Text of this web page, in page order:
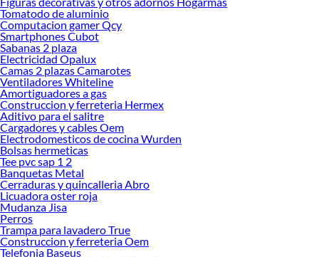
necesario para cada uno de tus proyectos en las mejores marcas de calidad y con
garantía.
Precios de Muebles de Dormitorio en Sodimac Perú
Si buscar ahorrar, estás en la tienda correcta porque en Sodimac tenemos
nuestra política de precios bajos garantizados en Muebles de Dormitorio, así
que no dudes más y compra online este producto con sus complementos para
que termines tu proyecto al 100% a un costo económico. Además, elige entre las
opciones de delivery o recojo en tienda.
Las mejores marcas de Muebles de Dormitorio
Sabemos que la calidad, confianza y seguridad son factores importantes al
momento de decidir qué modelo comprar, por ello contamos con una amplia
oferta de marcas prestigiosas y reconocidas en Muebles de Dormitorio. De esta
manera, inviertes en durabilidad, rendimiento, excelencia y satisfacción
garantizada.
Tomatodo de aluminio
Computacion gamer Qcy
Smartphones Cubot
Sabanas 2 plaza
Electricidad Opalux
Camas 2 plazas Camarotes
Ventiladores Whiteline
Amortiguadores a gas
Construccion y ferreteria Hermex
Aditivo para el salitre
Cargadores y cables Oem
Electrodomesticos de cocina Wurden
Bolsas hermeticas
Tee pvc sap 1 2
Banquetas Metal
Cerraduras y quincalleria Abro
Licuadora oster roja
Mudanza Jisa
Perros
Trampa para lavadero True
Construccion y ferreteria Oem
Telefonia Baseus